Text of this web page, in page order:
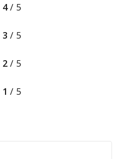
4/ 5
3 / 5
2 / 5
1 / 5